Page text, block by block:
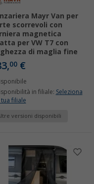
Mayr Van per
scorrevoli con
magnetica
per VW T7 con
di maglia fine
00 €
in filiale: Seleziona
tua filiale
versioni disponibili